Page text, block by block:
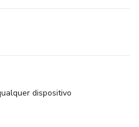
suas chances de fazer uma
com uma linguagem
e pensada
dispositivo